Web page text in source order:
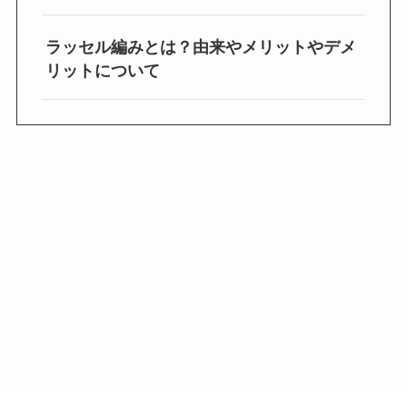
ラッセル編みとは？由来やメリットやデメ
リットについて